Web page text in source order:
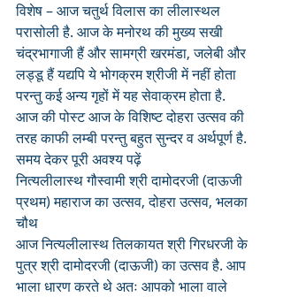
विशेष – आज चतुर्थ विलास का लीलास्थल
परासोली है. आज के मनोरथ की मुख्य सखी
चंद्रभागाजी हैं और सामग्री खरमंडा, जलेबी और
लड्डू हैं यद्यपि ये भोगक्रम श्रीजी में नहीं होता
परन्तु कई अन्य गृहों में यह सेवाक्रम होता है.
आज की पोस्ट आज के विशिष्ट दोहरा उत्सव की
तरह काफी लम्बी परन्तु बहुत सुन्दर व अर्थपूर्ण है.
समय देकर पूरी अवश्य पढ़ें
नित्यलीलास्थ गौस्वामी श्री दामोदरजी (दाऊजी
प्रथम) महाराज का उत्सव, दोहरा उत्सव, भलका
चौथ
आज नित्यलीलास्थ तिलकायत श्री गिरधरजी के
पुत्र श्री दामोदरजी (दाऊजी) का उत्सव है. आप
भाला धारण करते थे अतः आपको भाला वाले